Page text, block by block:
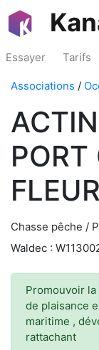
Essayer Tarifs
Associations /
PORT
Chasse pêche /
Waldec :
Promouvoir
de plaisance
maritime ,
rattachant